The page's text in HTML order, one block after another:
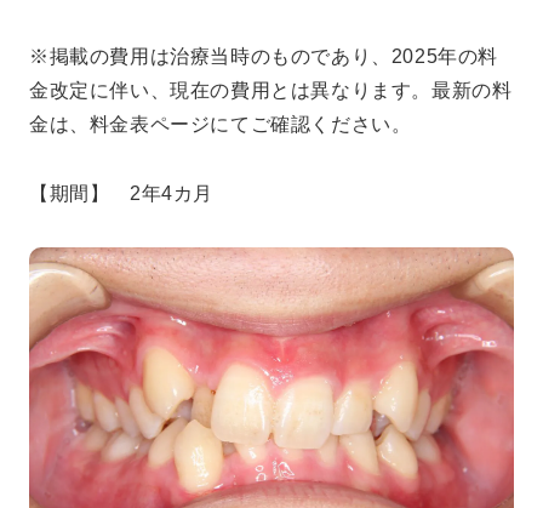
※掲載の費用は治療当時のものであり、2025年の料
金改定に伴い、現在の費用とは異なります。最新の料
金は、料金表ページにてご確認ください。
【期間】 2年4カ月